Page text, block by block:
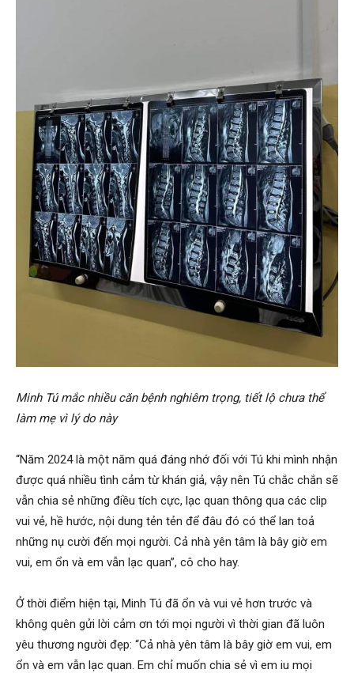
Minh Tú mắc nhiều căn bệnh nghiêm trọng, tiết lộ chưa thể
làm mẹ vì lý do này
“Năm 2024 là một năm quá đáng nhớ đối với Tú khi mình nhận
được quá nhiều tình cảm từ khán giả, vậy nên Tú chắc chắn sẽ
vẫn chia sẻ những điều tích cực, lạc quan thông qua các clip
vui vẻ, hề hước, nội dung tẻn tẻn để đâu đó có thể lan toả
những nụ cười đến mọi người. Cả nhà yên tâm là bây giờ em
vui, em ổn và em vẫn lạc quan”, cô cho hay.
Ở thời điểm hiện tại, Minh Tú đã ổn và vui vẻ hơn trước và
không quên gửi lời cảm ơn tới mọi người vì thời gian đã luôn
yêu thương người đẹp: “Cả nhà yên tâm là bây giờ em vui, em
ổn và em vẫn lạc quan. Em chỉ muốn chia sẻ vì em iu mọi